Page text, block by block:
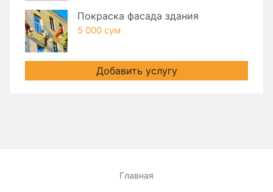
Покраска фасада здания
5 000 сум
Добавить услугу
Главная